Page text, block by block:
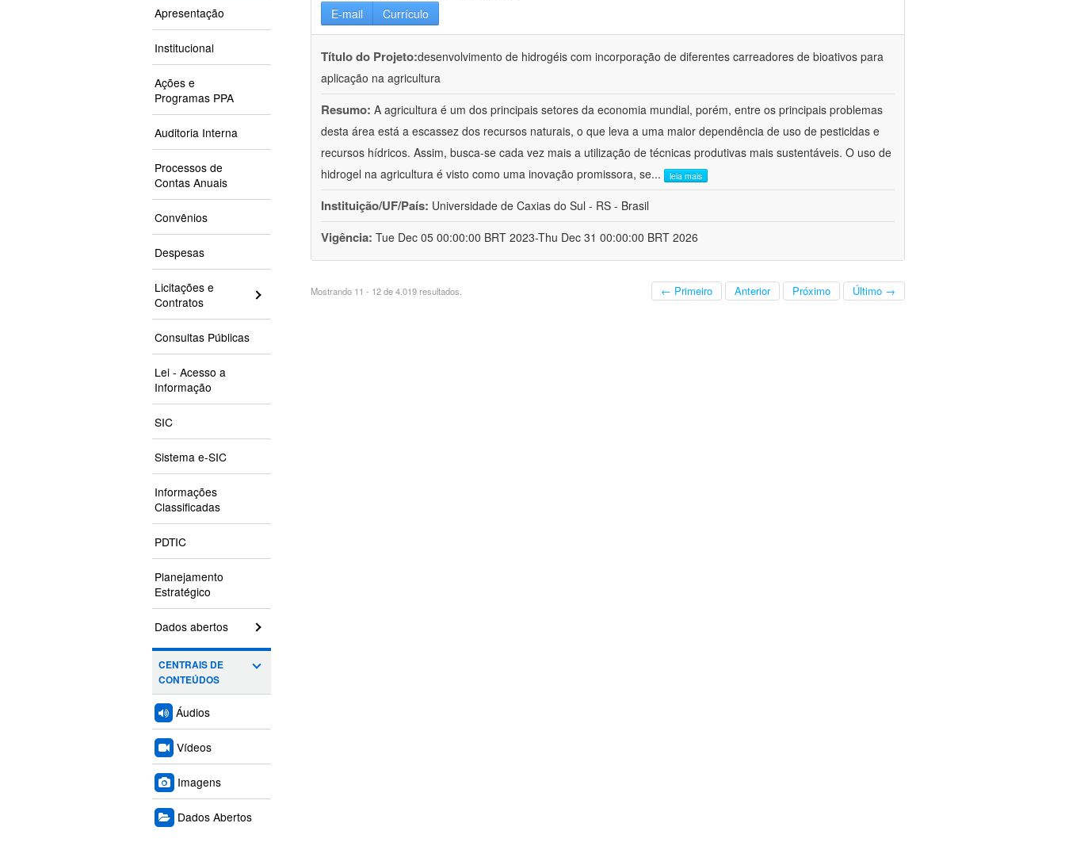
Apresentação
Institucional
Ações e
Programas PPA
Auditoria Interna
Processos de
Contas Anuais
Convênios
Despesas
Licitações e
Contratos
Consultas Públicas
Lei - Acesso a
Informação
SIC
Sistema e-SIC
Informações
Classificadas
PDTIC
Planejamento
Estratégico
Dados abertos
CENTRAIS DE
CONTEÚDOS
Áudios
Vídeos
Imagens
Dados Abertos
E-mail Currículo
Título do Projeto:desenvolvimento de hidrogéis com incorporação de diferentes carreadores de bioativos para
aplicação na agricultura
Resumo: A agricultura é um dos principais setores da economia mundial, porém, entre os principais problemas
desta área está a escassez dos recursos naturais, o que leva a uma maior dependência de uso de pesticidas e
recursos hídricos. Assim, busca-se cada vez mais a utilização de técnicas produtivas mais sustentáveis. O uso de
hidrogel na agricultura é visto como uma inovação promissora, se... leia mais
Instituição/UF/País: Universidade de Caxias do Sul - RS - Brasil
Vigência: Tue Dec 05 00:00:00 BRT 2023-Thu Dec 31 00:00:00 BRT 2026
Mostrando 11 - 12 de 4.019 resultados. ← Primeiro Anterior Próximo Último →